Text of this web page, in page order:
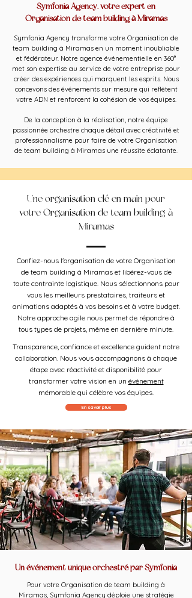
Symfonia Agency, votre expert en
Organisation de team building à Miramas
Symfonia Agency transforme votre Organisation de
team building à Miramas en un moment inoubliable
et fédérateur. Notre agence événementielle en 360°
met son expertise au service de votre entreprise pour
créer des expériences qui marquent les esprits. Nous
concevons des événements sur mesure qui reflètent
votre ADN et renforcent la cohésion de vos équipes.
De la conception à la réalisation, notre équipe
passionnée orchestre chaque détail avec créativité et
professionnalisme pour faire de votre Organisation
de team building à Miramas une réussite éclatante.
Une organisation clé en main pour
votre Organisation de team building à
Miramas
Confiez-nous l'organisation de votre Organisation
de team building à Miramas et libérez-vous de
toute contrainte logistique. Nous sélectionnons pour
vous les meilleurs prestataires, traiteurs et
animations adaptés à vos besoins et à votre budget.
Notre approche agile nous permet de répondre à
tous types de projets, même en dernière minute.
Transparence, confiance et excellence guident notre
collaboration. Nous vous accompagnons à chaque
étape avec réactivité et disponibilité pour
transformer votre vision en un événement
mémorable qui célèbre vos équipes.
En savoir plus
Un événement unique orchestré par Symfonia
Pour votre Organisation de team building à
Miramas, Symfonia Agency déploie une stratégie